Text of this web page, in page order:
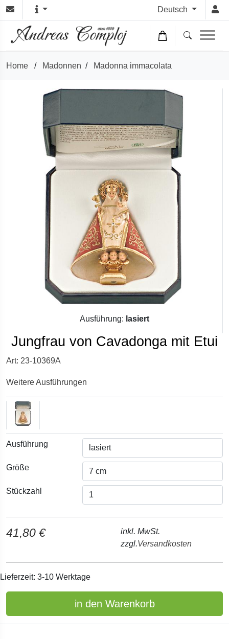
Deutsch
Home / Madonnen / Madonna immacolata
Ausführung: lasiert
Jungfrau von Cavadonga mit Etui
Art: 23-10369A
Weitere Ausführungen
Ausführung
Größe
Stückzahl
41,80 €
inkl. MwSt.
zzgl.Versandkosten
Lieferzeit: 3-10 Werktage
in den Warenkorb